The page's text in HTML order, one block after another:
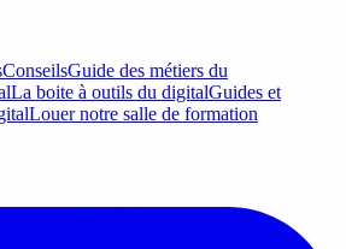
ConseilsGuide des métiers du
La boite à outils du digitalGuides et
Louer notre salle de formation